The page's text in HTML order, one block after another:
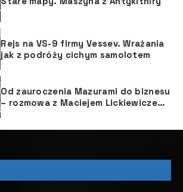
Rejs na VS-9 firmy Vessev. Wrażania
jak z podróży cichym samolotem
Od zauroczenia Mazurami do biznesu
– rozmowa z Maciejem Lickiewiczem